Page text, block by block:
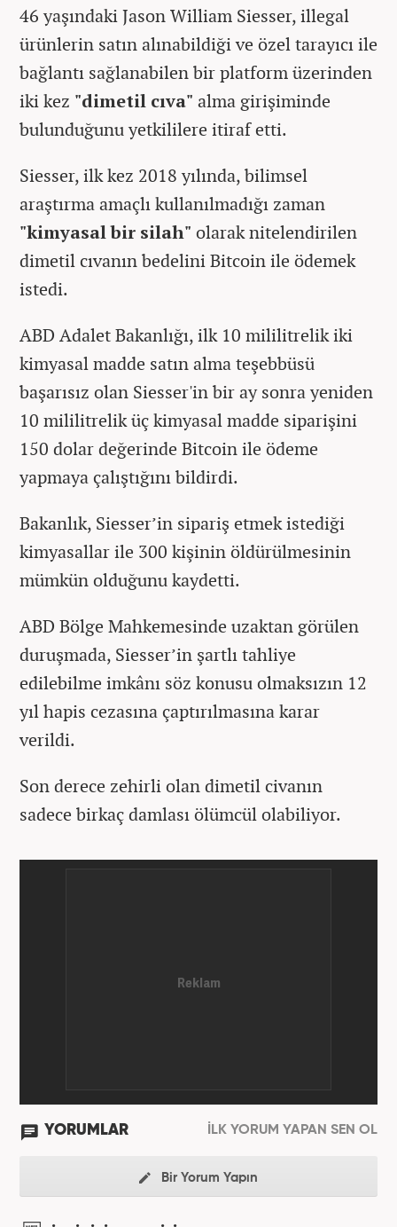
46 yaşındaki Jason William Siesser, illegal
ürünlerin satın alınabildiği ve özel tarayıcı ile
bağlantı sağlanabilen bir platform üzerinden
iki kez "dimetil cıva" alma girişiminde
bulunduğunu yetkililere itiraf etti.
Siesser, ilk kez 2018 yılında, bilimsel
araştırma amaçlı kullanılmadığı zaman
"kimyasal bir silah" olarak nitelendirilen
dimetil cıvanın bedelini Bitcoin ile ödemek
istedi.
ABD Adalet Bakanlığı, ilk 10 mililitrelik iki
kimyasal madde satın alma teşebbüsü
başarısız olan Siesser'in bir ay sonra yeniden
10 mililitrelik üç kimyasal madde siparişini
150 dolar değerinde Bitcoin ile ödeme
yapmaya çalıştığını bildirdi.
Bakanlık, Siesser’in sipariş etmek istediği
kimyasallar ile 300 kişinin öldürülmesinin
mümkün olduğunu kaydetti.
ABD Bölge Mahkemesinde uzaktan görülen
duruşmada, Siesser’in şartlı tahliye
edilebilme imkânı söz konusu olmaksızın 12
yıl hapis cezasına çaptırılmasına karar
verildi.
Son derece zehirli olan dimetil civanın
sadece birkaç damlası ölümcül olabiliyor.
YORUMLAR İLK YORUM YAPAN SEN OL
Bir Yorum Yapın